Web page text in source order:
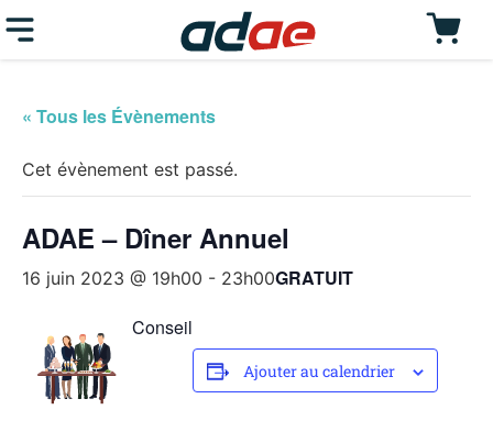
« Tous les Évènements
Cet évènement est passé.
ADAE – Dîner Annuel
16 juin 2023 @ 19h00 - 23h00GRATUIT
Conseil
Ajouter au calendrier